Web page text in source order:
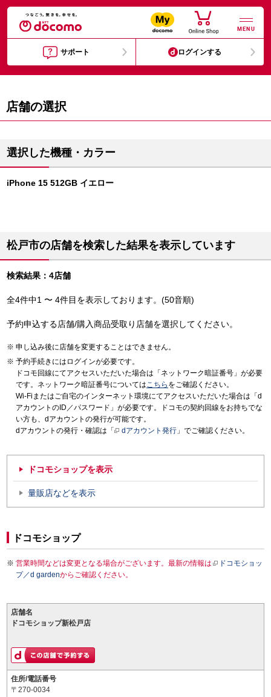
MENU
サポート ログインする
店舗の選択
選択した機種・カラー
iPhone 15 512GB イエロー
松戸市の店舗を検索した結果を表示しています
検索結果：4店舗
全4件中1 〜 4件目を表示しております。(50音順)
予約申込する店舗/購入商品受取り店舗を選択してください。
申し込み後に店舗を変更することはできません。
予約手続きにはログインが必要です。
ドコモ回線にてアクセスいただいた場合は「ネットワーク暗証番号」が必要
です。ネットワーク暗証番号についてはこちら をご確認ください。
Wi-Fiまたはご自宅のインターネット環境にてアクセスいただいた場合は「d
アカウントのID／パスワード」が必要です。ドコモの契約回線をお持ちでな
い方も、dアカウントの発行が可能です。
dアカウントの発行・確認は「
dアカウント発行 」でご確認ください。
ドコモショップを表示
量販店などを表示
ドコモショップ
営業時間などは変更となる場合がございます。最新の情報は
ドコモショッ
プ／d gardenからご確認ください。
店舗名
ドコモショップ新松戸店
住所/電話番号
〒270-0034